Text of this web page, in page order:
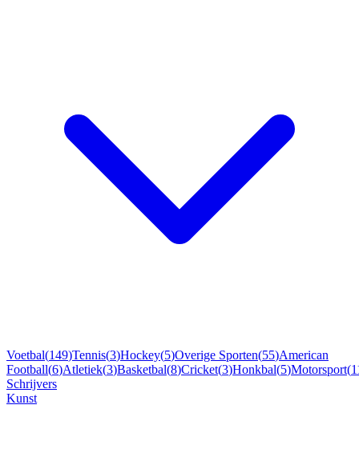
Voetbal(149)Tennis(3)Hockey(5)Overige Sporten(55)American
Football(6)Atletiek(3)Basketbal(8)Cricket(3)Honkbal(5)Motorsport(
Schrijvers
Kunst